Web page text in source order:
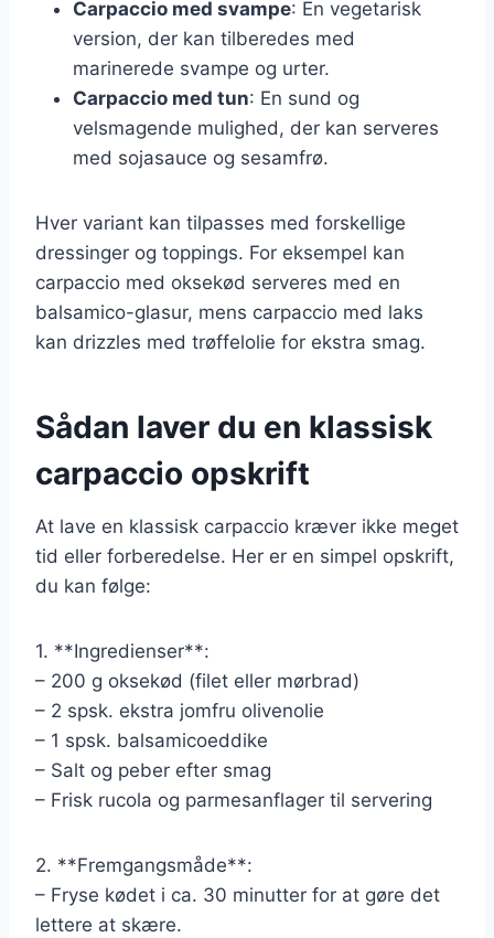
Carpaccio med svampe: En vegetarisk
version, der kan tilberedes med
marinerede svampe og urter.
Carpaccio med tun: En sund og
velsmagende mulighed, der kan serveres
med sojasauce og sesamfrø.
Hver variant kan tilpasses med forskellige
dressinger og toppings. For eksempel kan
carpaccio med oksekød serveres med en
balsamico-glasur, mens carpaccio med laks
kan drizzles med trøffelolie for ekstra smag.
Sådan laver du en klassisk
carpaccio opskrift
At lave en klassisk carpaccio kræver ikke meget
tid eller forberedelse. Her er en simpel opskrift,
du kan følge:
1. **Ingredienser**:
– 200 g oksekød (filet eller mørbrad)
– 2 spsk. ekstra jomfru olivenolie
– 1 spsk. balsamicoeddike
– Salt og peber efter smag
– Frisk rucola og parmesanflager til servering
2. **Fremgangsmåde**:
– Fryse kødet i ca. 30 minutter for at gøre det
lettere at skære.